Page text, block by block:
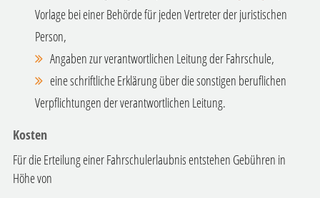
Vorlage bei einer Behördefür jeden Vertreter der juristischen
Person,
Angaben zur verantwortlichen Leitung der Fahrschule,
eine schriftliche Erklärung über die sonstigen beruflichen
Verpflichtungen der verantwortlichen Leitung.
Kosten
Für die Erteilung einer Fahrschulerlaubnis entstehen Gebühren in
Höhe von